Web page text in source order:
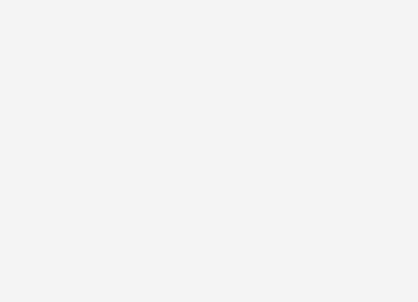
julkiseen tai